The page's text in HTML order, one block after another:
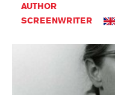
AUTHOR
SCREENWRITER